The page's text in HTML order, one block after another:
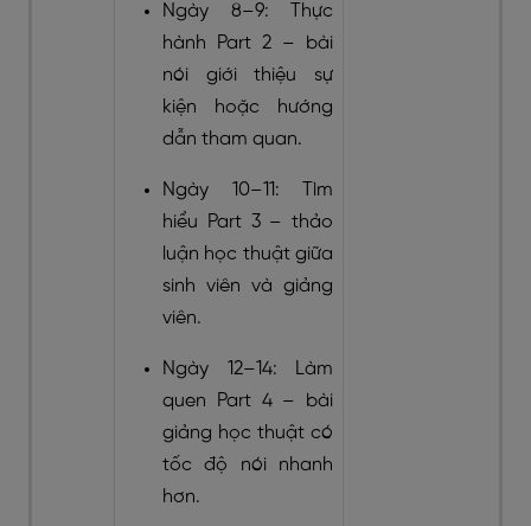
Ngày 8–9: Thực
hành Part 2 – bài
nói giới thiệu sự
kiện hoặc hướng
dẫn tham quan.
Ngày 10–11: Tìm
hiểu Part 3 – thảo
luận học thuật giữa
sinh viên và giảng
viên.
Ngày 12–14: Làm
quen Part 4 – bài
giảng học thuật có
tốc độ nói nhanh
hơn.